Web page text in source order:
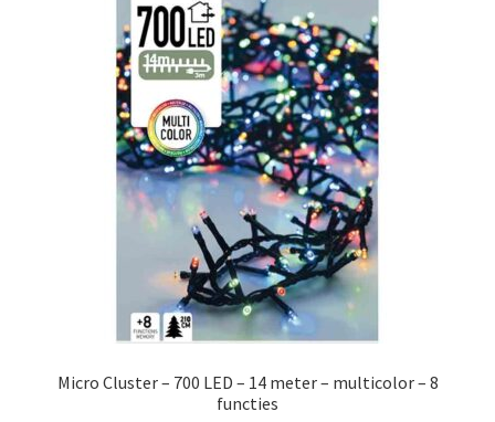
Micro Cluster – 700 LED – 14 meter – multicolor – 8
functies